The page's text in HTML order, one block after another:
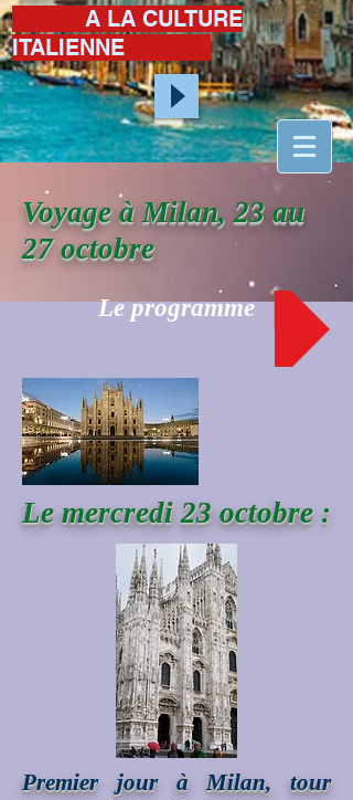
A LA CULTURE
ITALIENNE
Voyage à Milan, 23 au
27 octobre
Le programme
Le mercredi 23 octobre :
Premier jour à Milan, tour